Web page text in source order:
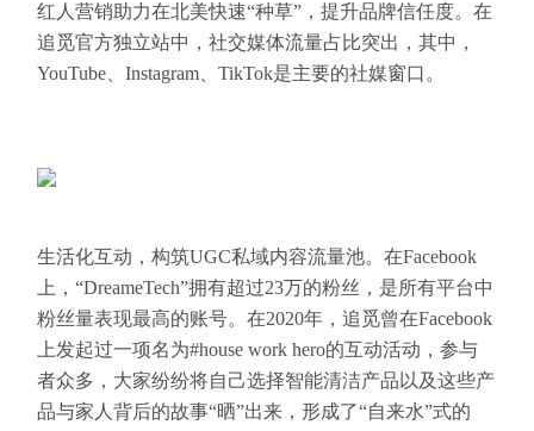
红人营销助力在北美快速“种草”，提升品牌信任度。在
追觅官方独立站中，社交媒体流量占比突出，其中，
YouTube、Instagram、TikTok是主要的社媒窗口。
生活化互动，构筑UGC私域内容流量池。在Facebook
上，“DreameTech”拥有超过23万的粉丝，是所有平台中
粉丝量表现最高的账号。在2020年，追觅曾在Facebook
上发起过一项名为#house work hero的互动活动，参与
者众多，大家纷纷将自己选择智能清洁产品以及这些产
品与家人背后的故事“晒”出来，形成了“自来水”式的